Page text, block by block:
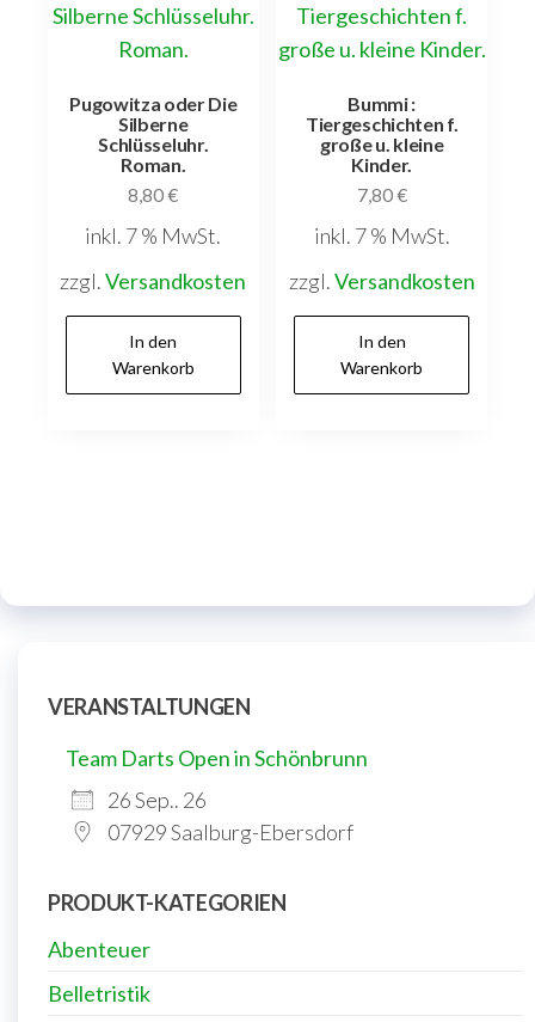
Pugowitza oder Die
Silberne
Schlüsseluhr.
Roman.
8,80€
inkl. 7 % MwSt.
zzgl.Versandkosten
In den
Warenkorb
Bummi :
Tiergeschichten f.
große u. kleine
Kinder.
7,80€
inkl. 7 % MwSt.
zzgl.Versandkosten
In den
Warenkorb
VERANSTALTUNGEN
Team Darts Open in Schönbrunn
26 Sep.. 26
07929 Saalburg-Ebersdorf
PRODUKT-KATEGORIEN
Abenteuer
Belletristik